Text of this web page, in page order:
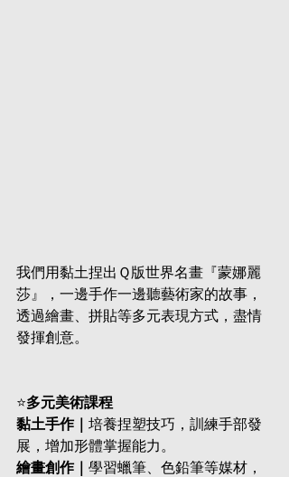
我們用黏土捏出Ｑ版世界名畫『蒙娜麗
莎』，一邊手作一邊聽藝術家的故事，
透過繪畫、拼貼等多元表現方式，盡情
發揮創意。
⭐多元美術課程
黏土手作｜ 培養捏塑技巧，訓練手部發
展，增加形體掌握能力。
繪畫創作｜ 學習蠟筆、色鉛筆等媒材，